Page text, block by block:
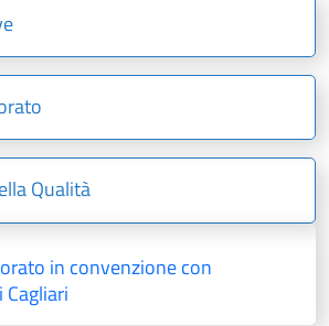
Qualità
in convenzione con